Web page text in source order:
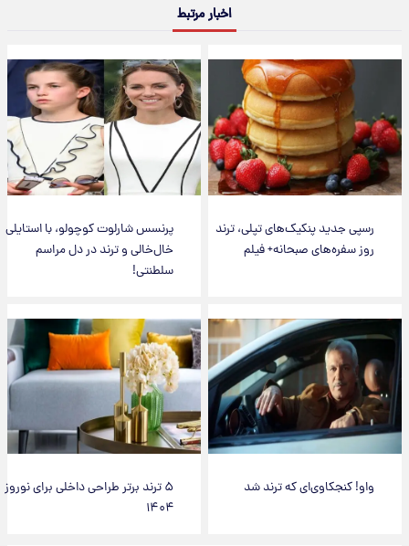
اخبار مرتبط
رسپی جدید پنکیک‌های تپلی، ترند
روز سفره‌های صبحانه+ فیلم
پرنسس شارلوت کوچولو، با استایلی
خال‌خالی و ترند در دل مراسم
سلطنتی!
واو! کنجکاوی‌ای که ترند شد
۵ ترند برتر طراحی داخلی برای نوروز
۱۴۰۴